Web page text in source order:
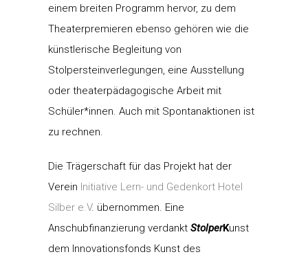
einem breiten Programm hervor, zu dem
Theaterpremieren ebenso gehören wie die
künstlerische Begleitung von
Stolpersteinverlegungen, eine Ausstellung
oder theaterpädagogische Arbeit mit
Schüler*innen. Auch mit Spontanaktionen ist
zu rechnen.
Die Trägerschaft für das Projekt hat der
Verein Initiative Lern- und Gedenkort Hotel
Silber e.V. übernommen. Eine
Anschubfinanzierung verdankt StolperKunst
dem Innovationsfonds Kunst des